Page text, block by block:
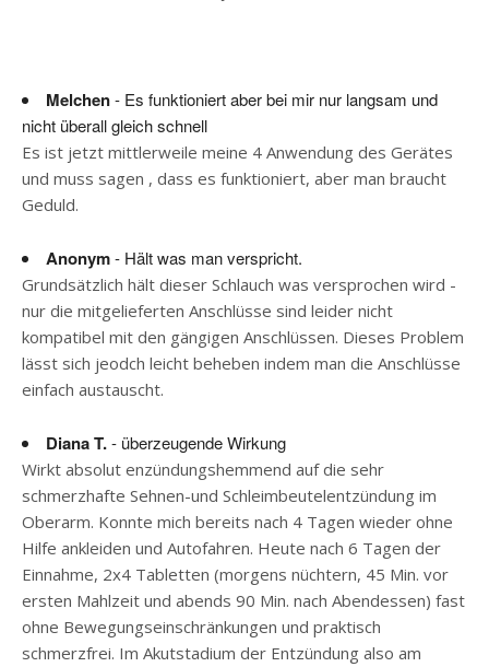
Melchen- Es funktioniert aber bei mir nur langsam und
nicht überall gleich schnell
Es ist jetzt mittlerweile meine 4 Anwendung des Gerätes
und muss sagen , dass es funktioniert, aber man braucht
Geduld.
Anonym- Hält was man verspricht.
Grundsätzlich hält dieser Schlauch was versprochen wird -
nur die mitgelieferten Anschlüsse sind leider nicht
kompatibel mit den gängigen Anschlüssen. Dieses Problem
lässt sich jeodch leicht beheben indem man die Anschlüsse
einfach austauscht.
Diana T.- überzeugende Wirkung
Wirkt absolut enzündungshemmend auf die sehr
schmerzhafte Sehnen-und Schleimbeutelentzündung im
Oberarm. Konnte mich bereits nach 4 Tagen wieder ohne
Hilfe ankleiden und Autofahren. Heute nach 6 Tagen der
Einnahme, 2x4 Tabletten (morgens nüchtern, 45 Min. vor
ersten Mahlzeit und abends 90 Min. nach Abendessen) fast
ohne Bewegungseinschränkungen und praktisch
schmerzfrei. Im Akutstadium der Entzündung also am